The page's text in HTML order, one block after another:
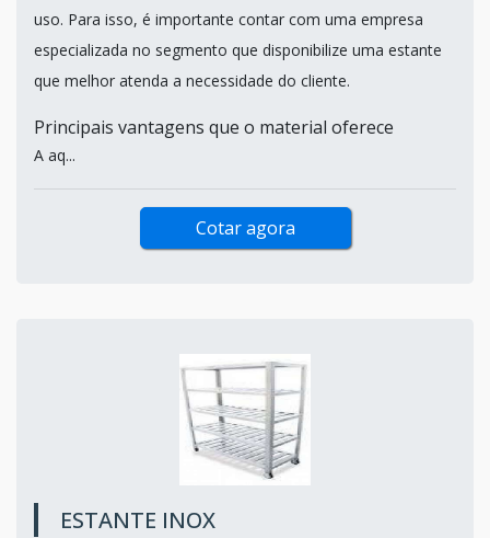
uso. Para isso, é importante contar com uma empresa
especializada no segmento que disponibilize uma estante
que melhor atenda a necessidade do cliente.
Principais vantagens que o material oferece
A aq...
Cotar agora
ESTANTE INOX